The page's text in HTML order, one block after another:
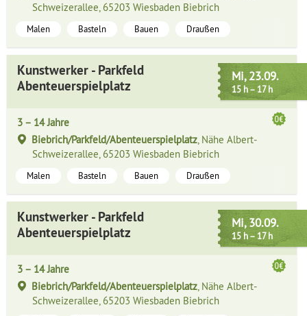
Schweizerallee, 65203 Wiesbaden Biebrich
Malen Basteln Bauen Draußen
Mi, 23.09.
15 h – 17 h
Kunstwerker - Parkfeld
Abenteuerspielplatz
3 – 14 Jahre
Biebrich/Parkfeld/Abenteuerspielplatz, Nähe Albert-
Schweizerallee, 65203 Wiesbaden Biebrich
Malen Basteln Bauen Draußen
Mi, 30.09.
15 h – 17 h
Kunstwerker - Parkfeld
Abenteuerspielplatz
3 – 14 Jahre
Biebrich/Parkfeld/Abenteuerspielplatz, Nähe Albert-
Schweizerallee, 65203 Wiesbaden Biebrich